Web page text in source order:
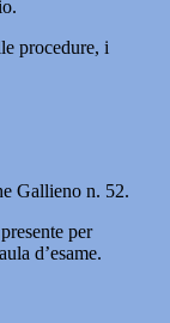
procedure, i
Gallieno n. 52.
per
d’esame.